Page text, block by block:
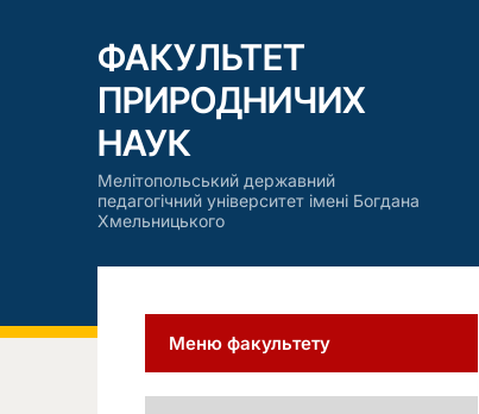
ФАКУЛЬТЕТ
ПРИРОДНИЧИХ
НАУК
Мелітопольський державний
педагогічний університет імені Богдана
Хмельницького
Меню факультету